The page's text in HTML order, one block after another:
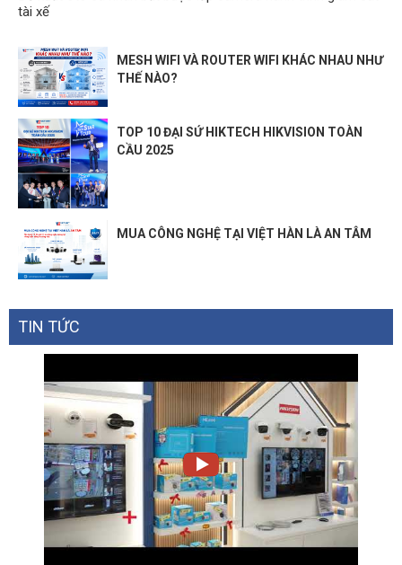
tài xế
MESH WIFI VÀ ROUTER WIFI KHÁC NHAU NHƯ
THẾ NÀO?
TOP 10 ĐẠI SỨ HIKTECH HIKVISION TOÀN
CẦU 2025
MUA CÔNG NGHỆ TẠI VIỆT HÀN LÀ AN TÂM
TIN TỨC